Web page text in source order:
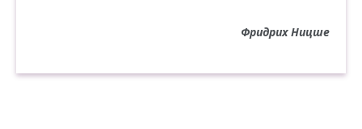
Фридрих Ницше